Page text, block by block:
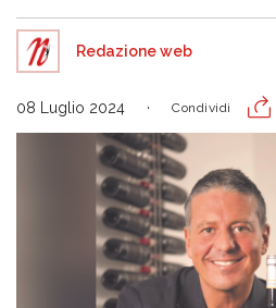
Redazione web
08 Luglio 2024 Condividi